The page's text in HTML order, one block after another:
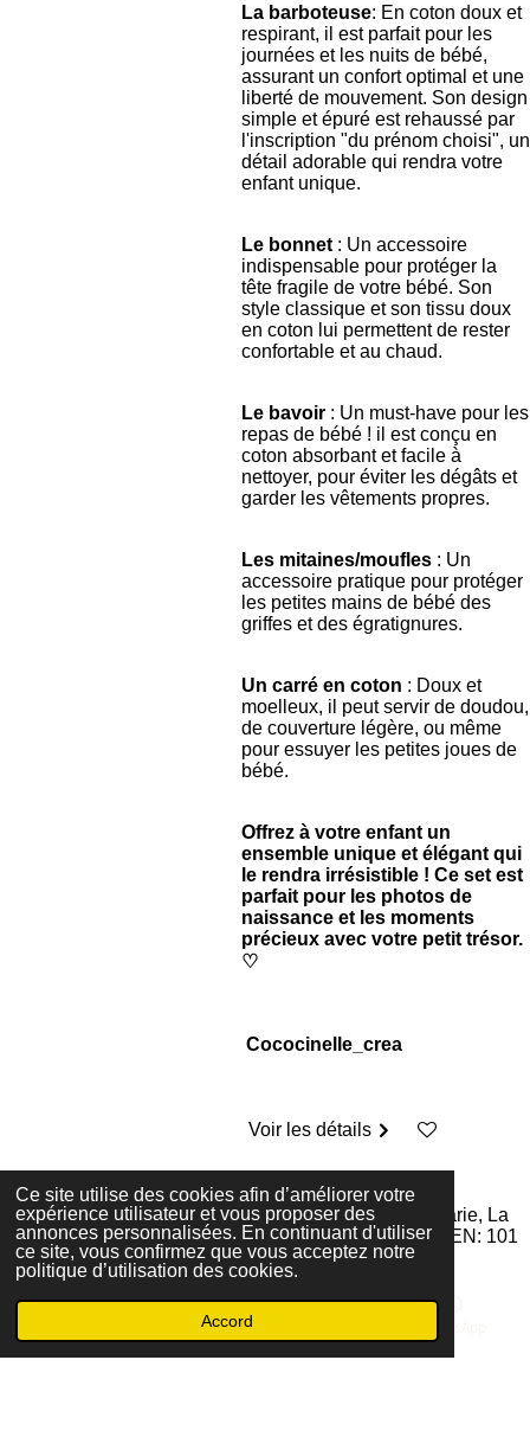
Ce site utilise des cookies afin d’améliorer votre
expérience utilisateur et vous proposer des
annonces personnalisées. En continuant d'utiliser
ce site, vous confirmez que vous acceptez notre
politique d’utilisation des cookies.
Accord
La barboteuse: En coton doux et
respirant, il est parfait pour les
journées et les nuits de bébé,
assurant un confort optimal et une
liberté de mouvement. Son design
simple et épuré est rehaussé par
l'inscription "du prénom choisi", un
détail adorable qui rendra votre
enfant unique.
Le bonnet : Un accessoire
indispensable pour protéger la
tête fragile de votre bébé. Son
style classique et son tissu doux
en coton lui permettent de rester
confortable et au chaud.
Le bavoir : Un must-have pour les
repas de bébé ! il est conçu en
coton absorbant et facile à
nettoyer, pour éviter les dégâts et
garder les vêtements propres.
Les mitaines/moufles : Un
accessoire pratique pour protéger
les petites mains de bébé des
griffes et des égratignures.
Un carré en coton : Doux et
moelleux, il peut servir de doudou,
de couverture légère, ou même
pour essuyer les petites joues de
bébé.
Offrez à votre enfant un
ensemble unique et élégant qui
le rendra irrésistible ! Ce set est
parfait pour les photos de
naissance et les moments
précieux avec votre petit trésor.
♡
Cococinelle_crea
Voir les détails
© 2026 EI cococinelle_crea - Siège social : Sainte- Marie, La
Réunion - Email : c.cococinellecrea@gmail.com - SIREN: 101
546 182
Carte